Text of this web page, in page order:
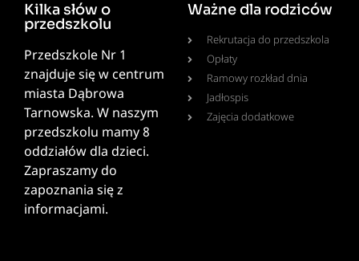
Kilka słów o
przedszkolu
Przedszkole Nr 1
znajduje się w centrum
miasta Dąbrowa
Tarnowska. W naszym
przedszkolu mamy 8
oddziałów dla dzieci.
Zapraszamy do
zapoznania się z
informacjami.
Ważne dla rodziców
Rekrutacja do przedszkola
Opłaty
Ramowy rozkład dnia
Jadłospis
Zajęcia dodatkowe